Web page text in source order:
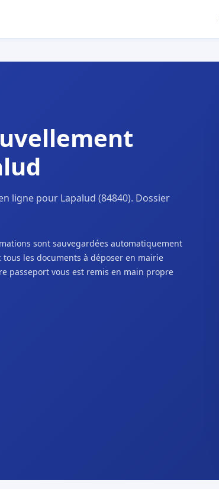
ligne pour Lapalud (84840). Dossier
sont sauvegardées automatiquement
tous les documents à déposer en mairie
passeport vous est remis en main propre